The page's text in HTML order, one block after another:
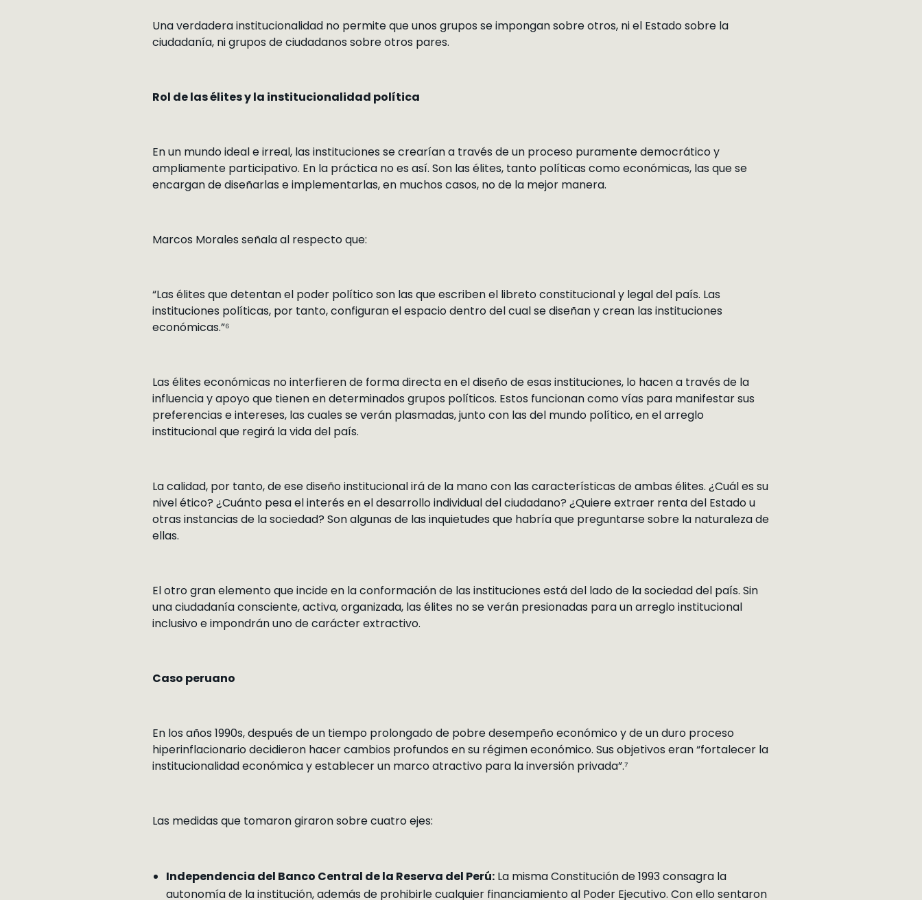
Una verdadera institucionalidad no permite que unos grupos se impongan sobre otros, ni el Estado sobre la
ciudadanía, ni grupos de ciudadanos sobre otros pares.
Rol de las élites y la institucionalidad política
En un mundo ideal e irreal, las instituciones se crearían a través de un proceso puramente democrático y
ampliamente participativo. En la práctica no es así. Son las élites, tanto políticas como económicas, las que se
encargan de diseñarlas e implementarlas, en muchos casos, no de la mejor manera.
Marcos Morales señala al respecto que:
“Las élites que detentan el poder político son las que escriben el libreto constitucional y legal del país. Las
instituciones políticas, por tanto, configuran el espacio dentro del cual se diseñan y crean las instituciones
económicas.”⁶
Las élites económicas no interfieren de forma directa en el diseño de esas instituciones, lo hacen a través de la
influencia y apoyo que tienen en determinados grupos políticos. Estos funcionan como vías para manifestar sus
preferencias e intereses, las cuales se verán plasmadas, junto con las del mundo político, en el arreglo
institucional que regirá la vida del país.
La calidad, por tanto, de ese diseño institucional irá de la mano con las características de ambas élites. ¿Cuál es su
nivel ético? ¿Cuánto pesa el interés en el desarrollo individual del ciudadano? ¿Quiere extraer renta del Estado u
otras instancias de la sociedad? Son algunas de las inquietudes que habría que preguntarse sobre la naturaleza de
ellas.
El otro gran elemento que incide en la conformación de las instituciones está del lado de la sociedad del país. Sin
una ciudadanía consciente, activa, organizada, las élites no se verán presionadas para un arreglo institucional
inclusivo e impondrán uno de carácter extractivo.
Caso peruano
En los años 1990s, después de un tiempo prolongado de pobre desempeño económico y de un duro proceso
hiperinflacionario decidieron hacer cambios profundos en su régimen económico. Sus objetivos eran “fortalecer la
institucionalidad económica y establecer un marco atractivo para la inversión privada”.⁷
Las medidas que tomaron giraron sobre cuatro ejes:
Independencia del Banco Central de la Reserva del Perú: La misma Constitución de 1993 consagra la
autonomía de la institución, además de prohibirle cualquier financiamiento al Poder Ejecutivo. Con ello sentaron